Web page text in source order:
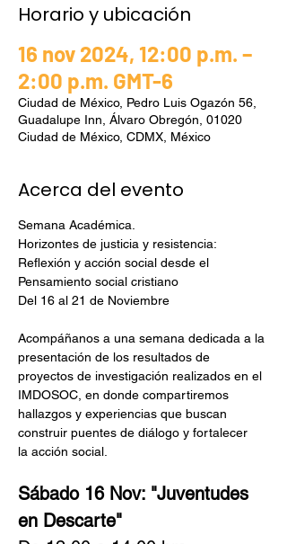
Horario y ubicación
16 nov 2024, 12:00 p.m. –
2:00 p.m. GMT-6
Ciudad de México, Pedro Luis Ogazón 56,
Guadalupe Inn, Álvaro Obregón, 01020
Ciudad de México, CDMX, México
Acerca del evento
Semana Académica.
Horizontes de justicia y resistencia:
Reflexión y acción social desde el
Pensamiento social cristiano
Del 16 al 21 de Noviembre
Acompáñanos a una semana dedicada a la
presentación de los resultados de
proyectos de investigación realizados en el
IMDOSOC, en donde compartiremos
hallazgos y experiencias que buscan
construir puentes de diálogo y fortalecer
la acción social.
Sábado 16 Nov: "Juventudes
en Descarte"